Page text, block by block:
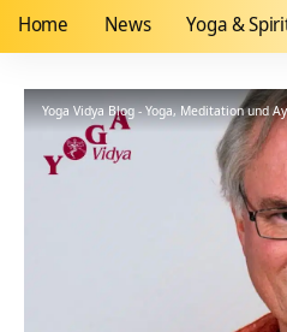
Home News Yoga &
Yoga Vidya Blog - Yoga, Meditation und